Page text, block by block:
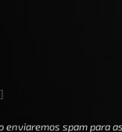
enviaremos spam para